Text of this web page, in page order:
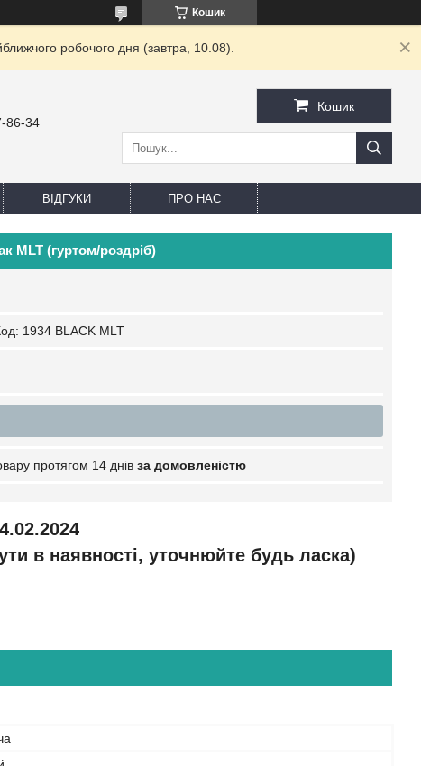
Кошик
робочого дня (завтра, 10.08).
86-34
Кошик
ВІДГУКИ ПРО НАС
MLT (гуртом/роздріб)
1934 BLACK MLT
протягом 14 днів за домовленістю
в наявності, уточнюйте будь ласка)